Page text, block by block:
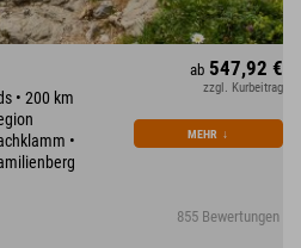
• 200 km
•
855 Bewertungen
ab 547,92 €
zzgl. Kurbeitrag
MEHR ↓